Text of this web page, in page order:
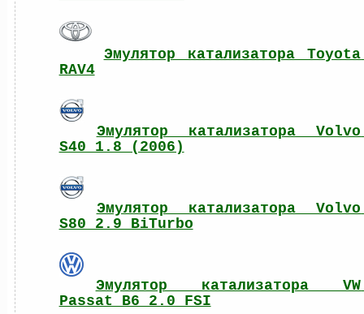
Эмулятор катализатора Toyota
RAV4
Эмулятор катализатора Volvo
S40 1.8 (2006)
Эмулятор катализатора Volvo
S80 2.9 BiTurbo
Эмулятор катализатора VW
Passat B6 2.0 FSI